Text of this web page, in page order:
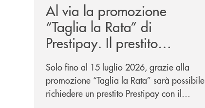
Al via la promozione
“Taglia la Rata” di
Prestipay. Il prestito
personale che si fa in due
per te!
Solo fino al 15 luglio 2026, grazie alla
promozione “Taglia la Rata” sarà possibile
richiedere un prestito Prestipay con il